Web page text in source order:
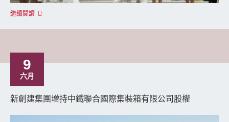
繼續閱讀
9
六月
新創建集團增持中鐵聯合國際集裝箱有限公司股權